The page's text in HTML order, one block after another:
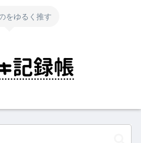
をゆるく推す